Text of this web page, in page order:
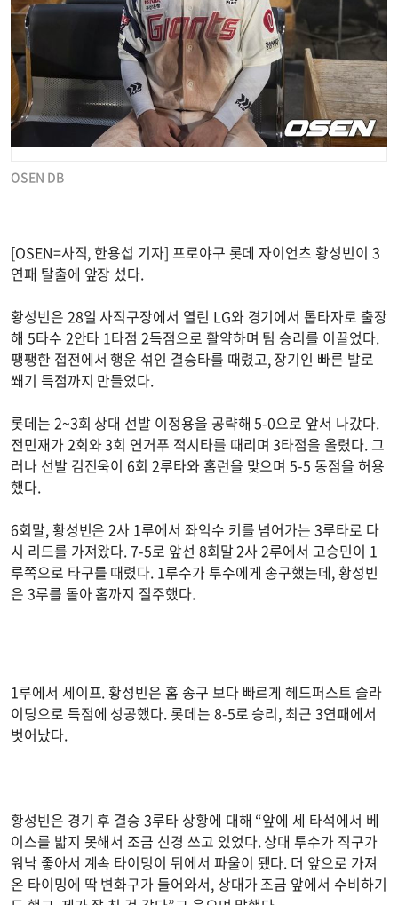
OSEN DB
[OSEN=사직, 한용섭 기자] 프로야구 롯데 자이언츠 황성빈이 3
연패 탈출에 앞장 섰다.
황성빈은 28일 사직구장에서 열린 LG와 경기에서 톱타자로 출장
해 5타수 2안타 1타점 2득점으로 활약하며 팀 승리를 이끌었다.
팽팽한 접전에서 행운 섞인 결승타를 때렸고, 장기인 빠른 발로
쐐기 득점까지 만들었다.
롯데는 2~3회 상대 선발 이정용을 공략해 5-0으로 앞서 나갔다.
전민재가 2회와 3회 연거푸 적시타를 때리며 3타점을 올렸다. 그
러나 선발 김진욱이 6회 2루타와 홈런을 맞으며 5-5 동점을 허용
했다.
6회말, 황성빈은 2사 1루에서 좌익수 키를 넘어가는 3루타로 다
시 리드를 가져왔다. 7-5로 앞선 8회말 2사 2루에서 고승민이 1
루쪽으로 타구를 때렸다. 1루수가 투수에게 송구했는데, 황성빈
은 3루를 돌아 홈까지 질주했다.
1루에서 세이프. 황성빈은 홈 송구 보다 빠르게 헤드퍼스트 슬라
이딩으로 득점에 성공했다. 롯데는 8-5로 승리, 최근 3연패에서
벗어났다.
황성빈은 경기 후 결승 3루타 상황에 대해 “앞에 세 타석에서 베
이스를 밟지 못해서 조금 신경 쓰고 있었다. 상대 투수가 직구가
워낙 좋아서 계속 타이밍이 뒤에서 파울이 됐다. 더 앞으로 가져
온 타이밍에 딱 변화구가 들어와서, 상대가 조금 앞에서 수비하기